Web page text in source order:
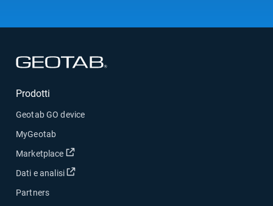
Prodotti
Geotab GO device
MyGeotab
Marketplace
Apri in una nuova finestra
Dati e analisi Apri in una nuova finestra
Partners